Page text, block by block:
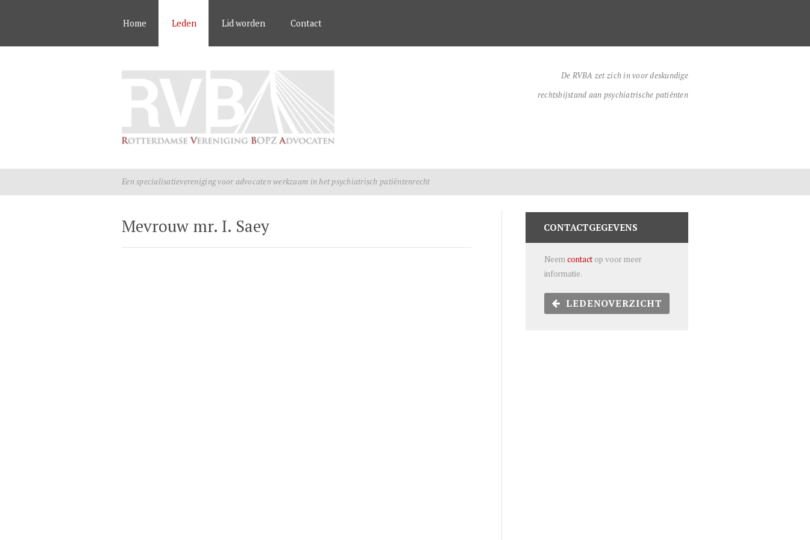
Home Leden Lid worden Contact
De RVBA zet zich in voor deskundige
rechtsbijstand aan psychiatrische patiënten
Een specialisatievereniging voor advocaten werkzaam in het psychiatrisch patiëntenrecht
Mevrouw mr. I. Saey CONTACTGEGEVENS
Neemcontact op voor meer
informatie.
LEDENOVERZICHT